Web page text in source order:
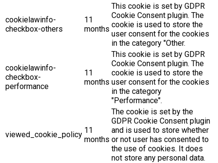
cookielawinfo-
checkbox-others
11
months
This cookie is set by GDPR
Cookie Consent plugin. The
cookie is used to store the
user consent for the cookies
in the category "Other.
cookielawinfo-
checkbox-
performance
11
months
This cookie is set by GDPR
Cookie Consent plugin. The
cookie is used to store the
user consent for the cookies
in the category
"Performance".
viewed_cookie_policy 11
months
The cookie is set by the
GDPR Cookie Consent plugin
and is used to store whether
or not user has consented to
the use of cookies. It does
not store any personal data.